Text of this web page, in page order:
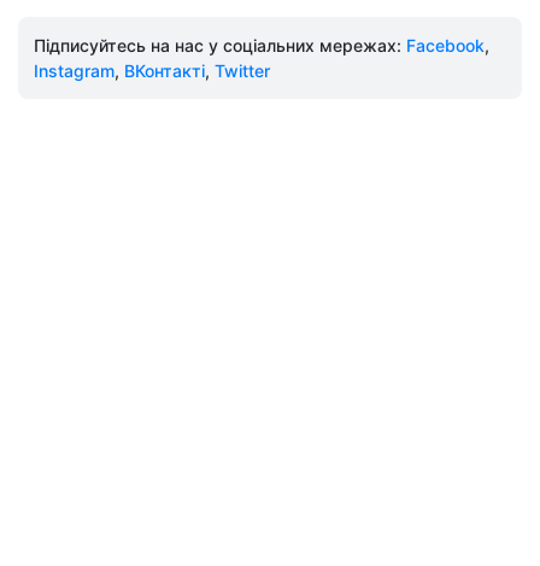
Підписуйтесь на нас у соціальних мережах: Facebook,
Instagram, ВКонтакті, Twitter